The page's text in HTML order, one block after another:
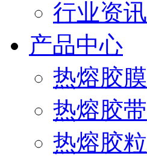
行业资讯
产品中心
热熔胶膜
热熔胶带
热熔胶粒